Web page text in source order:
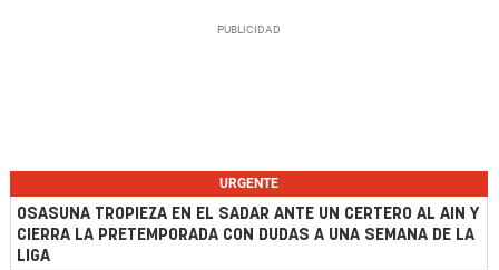
URGENTE
OSASUNA TROPIEZA EN EL SADAR ANTE UN CERTERO AL AIN Y
CIERRA LA PRETEMPORADA CON DUDAS A UNA SEMANA DE LA
LIGA